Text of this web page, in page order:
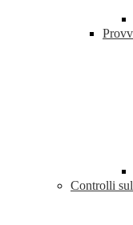
Controlli